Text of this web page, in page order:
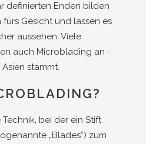
definierten Enden bilden
Gesicht und lassen es
aussehen. Viele
auch Microblading an -
stammt.
bei der ein Stift
„Blades“) zum